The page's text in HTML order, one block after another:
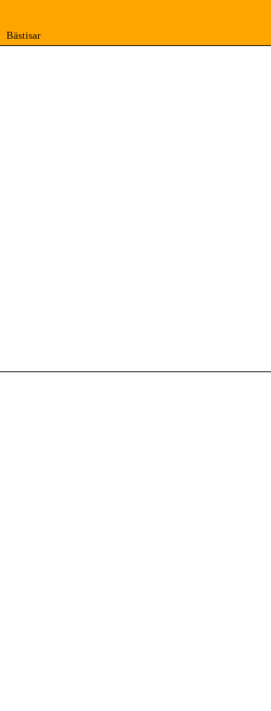
Bästisar